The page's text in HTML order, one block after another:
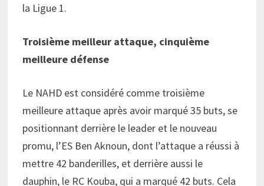
la Ligue 1.
Troisième meilleur attaque, cinquième
meilleure défense
Le NAHD est considéré comme troisième
meilleure attaque après avoir marqué 35 buts, se
positionnant derrière le leader et le nouveau
promu, l’ES Ben Aknoun, dont l’attaque a réussi à
mettre 42 banderilles, et derrière aussi le
dauphin, le RC Kouba, qui a marqué 42 buts. Cela